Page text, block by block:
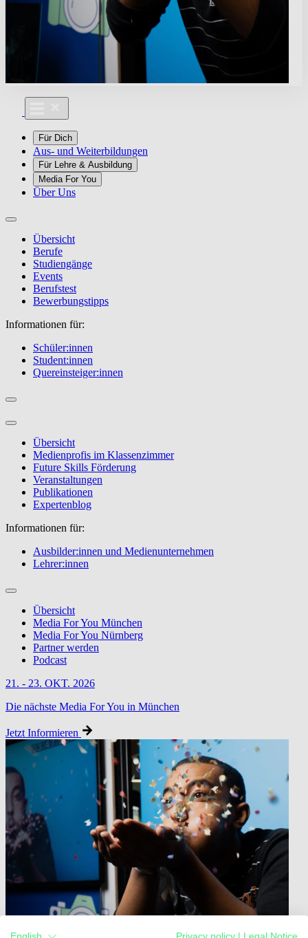
Für Dich
Aus- und Weiterbildungen
Für Lehre & Ausbildung
Media For You
Über Uns
Übersicht
Berufe
Studiengänge
Events
Berufstest
Bewerbungstipps
Informationen für:
Schüler:innen
Student:innen
Quereinsteiger:innen
Übersicht
Medienprofis im Klassenzimmer
Future Skills Förderung
Veranstaltungen
Publikationen
Expertenblog
Informationen für:
Ausbilder:innen und Medienunternehmen
Lehrer:innen
Übersicht
Media For You München
Media For You Nürnberg
Partner werden
Podcast
21. - 23. OKT. 2026
Die nächste Media For You in München
Jetzt Informieren